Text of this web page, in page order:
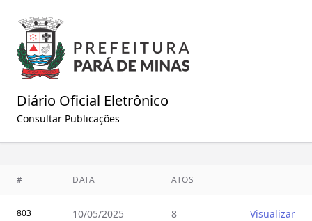
Diário Oficial Eletrônico
Consultar Publicações
# DATA ATOS
803 10/05/2025 8 Visualizar